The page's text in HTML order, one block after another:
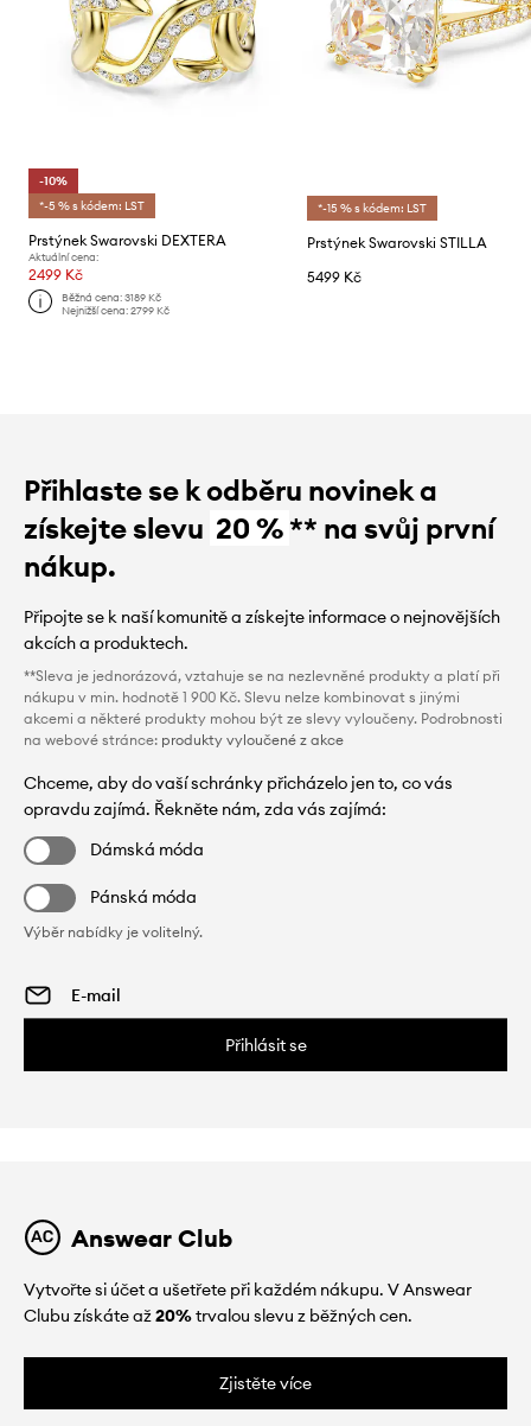
-10%
*-5 % s kódem: LST
Prstýnek Swarovski DEXTERA
Aktuální cena:
2499 Kč
Běžná cena:3189 Kč
Nejnižší cena:2799 Kč
*-15 % s kódem: LST
Prstýnek Swarovski STILLA
5499 Kč
Přihlaste se k odběru novinek a
získejte slevu 20 %** na svůj první
nákup.
Připojte se k naší komunitě a získejte informace o nejnovějších
akcích a produktech.
**Sleva je jednorázová, vztahuje se na nezlevněné produkty a platí při
nákupu v min. hodnotě 1 900 Kč. Slevu nelze kombinovat s jinými
akcemi a některé produkty mohou být ze slevy vyloučeny. Podrobnosti
na webové stránce: produkty vyloučené z akce
Chceme, aby do vaší schránky přicházelo jen to, co vás
opravdu zajímá. Řekněte nám, zda vás zajímá:
Dámská móda
Pánská móda
Výběr nabídky je volitelný.
Přihlásit se
Answear Club
Vytvořte si účet a ušetřete při každém nákupu. V Answear
Clubu získáte až20%trvalou slevu z běžných cen.
Zjistěte více